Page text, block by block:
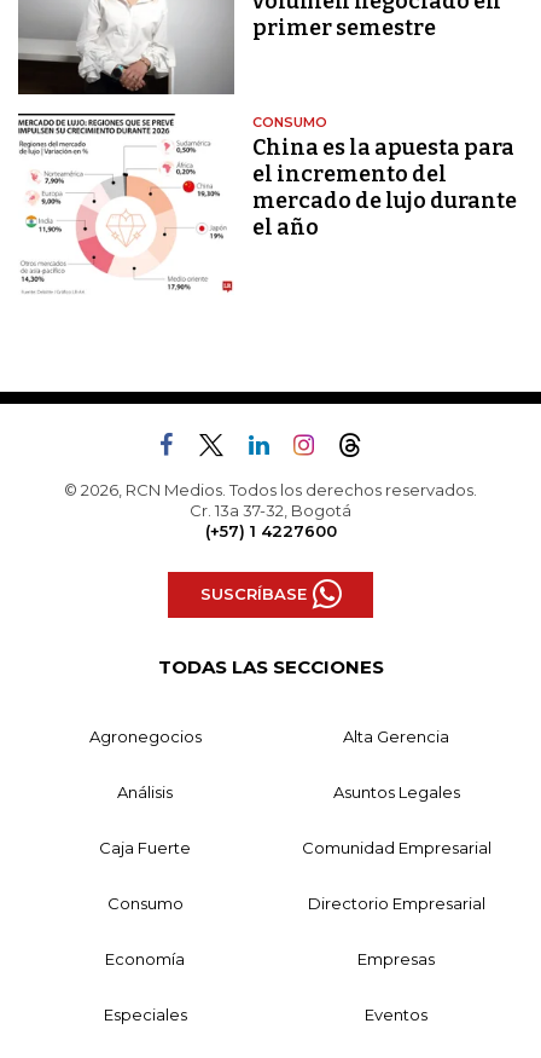
primer semestre
CONSUMO
China es la apuesta para
el incremento del
mercado de lujo durante
el año
© 2026, RCN Medios. Todos los derechos reservados.
Cr. 13a 37-32, Bogotá
(+57) 1 4227600
SUSCRÍBASE
TODAS LAS SECCIONES
Agronegocios Alta Gerencia
Análisis Asuntos Legales
Caja Fuerte Comunidad Empresarial
Consumo Directorio Empresarial
Economía Empresas
Especiales Eventos